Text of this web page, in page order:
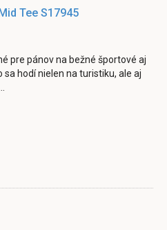
Tee S17945
pre pánov na bežné športové aj
hodí nielen na turistiku, ale aj